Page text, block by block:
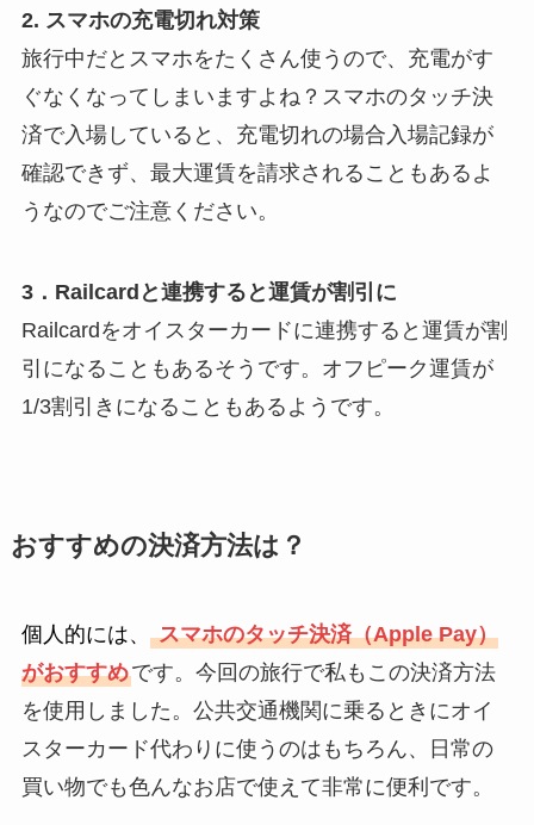
2. スマホの充電切れ対策
旅行中だとスマホをたくさん使うので、充電がす
ぐなくなってしまいますよね？スマホのタッチ決
済で入場していると、充電切れの場合入場記録が
確認できず、最大運賃を請求されることもあるよ
うなのでご注意ください。
3．Railcardと連携すると運賃が割引に
Railcardをオイスターカードに連携すると運賃が割
引になることもあるそうです。オフピーク運賃が
1/3割引きになることもあるようです。
おすすめの決済方法は？
個人的には、 スマホのタッチ決済（Apple Pay）
がおすすめです。今回の旅行で私もこの決済方法
を使用しました。公共交通機関に乗るときにオイ
スターカード代わりに使うのはもちろん、日常の
買い物でも色んなお店で使えて非常に便利です。